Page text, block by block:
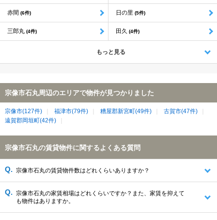
赤間 (6件) 日の里 (5件)
三郎丸 (4件) 田久 (4件)
もっと見る
宗像市石丸周辺のエリアで物件が見つかりました
宗像市(127件) 福津市(79件) 糟屋郡新宮町(49件)
古賀市(47件)
遠賀郡岡垣町(42件)
宗像市石丸の賃貸物件に関するよくある質問
宗像市石丸の賃貸物件数はどれくらいありますか？
宗像市石丸の家賃相場はどれくらいですか？また、家賃を抑えて
も物件はありますか。